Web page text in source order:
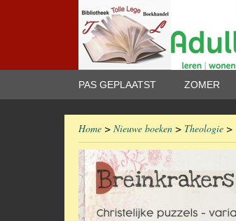
PAS GEPLAATST ZOMER
Home > Nieuwe boeken > Theologie >